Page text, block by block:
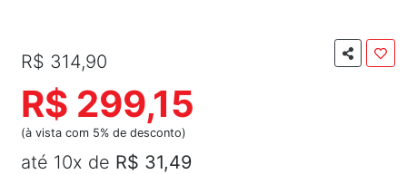
R$ 314,90
R$ 299,15
(à vista com 5% de desconto)
até 10x de R$ 31,49